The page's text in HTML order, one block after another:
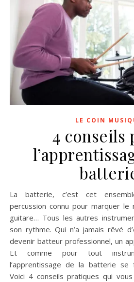
LE COIN
4 conseils
La batterie, c’est cet ensemble d’instruments de
percussion connu pour marquer le
guitare… Tous les autres
son rythme. Qui n’a jamais rêvé
devenir batteur professionnel, un
Et comme pour tout
l’apprentissage de la batterie se
Voici 4 conseils pratiques qui